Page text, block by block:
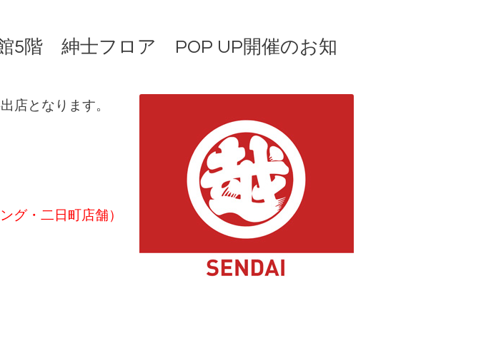
5階 紳士フロア POP UP開催のお知
店となります。
グ・二日町店舗）